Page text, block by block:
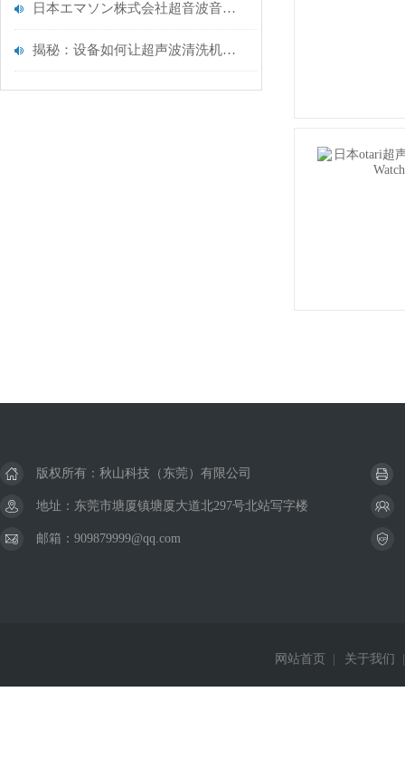
日本エマソン株式会社超音波音圧計型式 USM - 015 Rev.2 运用分析
揭秘：设备如何让超声波清洗机清洗更有效
版权所有：秋山科技（东莞）有限公司
地址：东莞市塘厦镇塘厦大道北297号北站写字楼
邮箱：909879999@qq.com
网站首页 关于我们